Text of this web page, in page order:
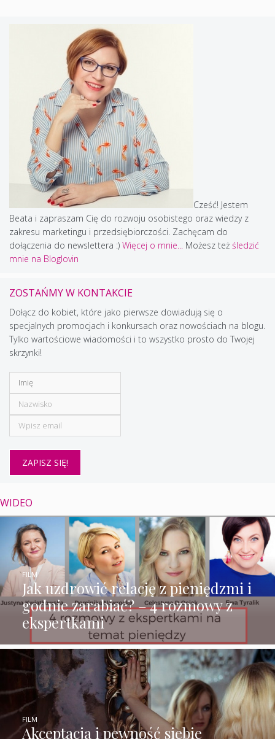
Cześć! Jestem
Beata i zapraszam Cię do rozwoju osobistego oraz wiedzy z
zakresu marketingu i przedsiębiorczości. Zachęcam do
dołączenia do newslettera :) Więcej o mnie... Możesz też śledzić
mnie na Bloglovin
ZOSTAŃMY W KONTAKCIE
Dołącz do kobiet, które jako pierwsze dowiadują się o
specjalnych promocjach i konkursach oraz nowościach na blogu.
Tylko wartościowe wiadomości i to wszystko prosto do Twojej
skrzynki!
WIDEO
Jak uzdrowić relację z pieniędzmi i
godnie zarabiać? – 4 rozmowy z
ekspertkami
FILM
Akceptacja i pewność siebie
FILM